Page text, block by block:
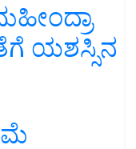
ಯಶಸ್ಸಿನ